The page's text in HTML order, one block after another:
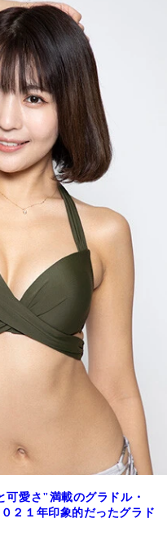
愛さ"満載のグラドル・
２１年印象的だったグラド